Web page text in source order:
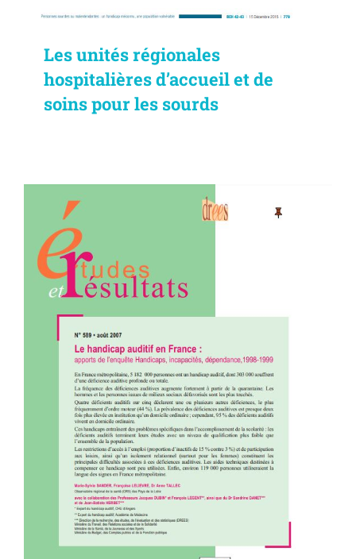
Les unités régionales
hospitalières d’accueil et de
soins pour les sourds